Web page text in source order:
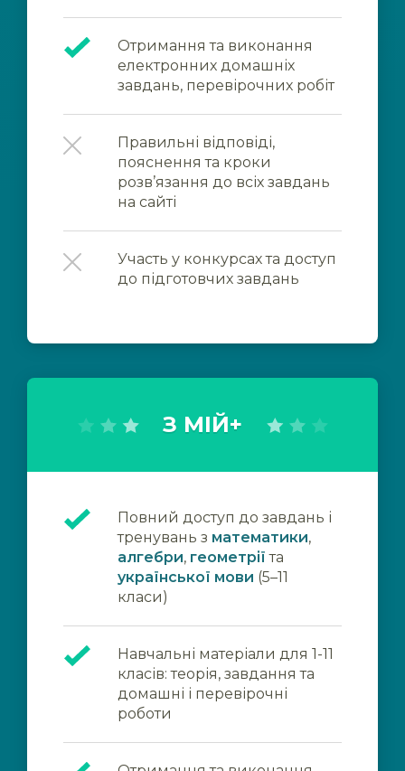
Отримання та виконання
електронних домашніх
завдань, перевірочних робіт
Правильні відповіді,
пояснення та кроки
розв’язання до всіх завдань
на сайті
Участь у конкурсах та доступ
до підготовчих завдань
З МІЙ+
Повний доступ до завдань і
тренувань з математики,
алгебри, геометрії та
української мови (5–11
класи)
Навчальні матеріали для 1-11
класів: теорія, завдання та
домашні і перевірочні
роботи